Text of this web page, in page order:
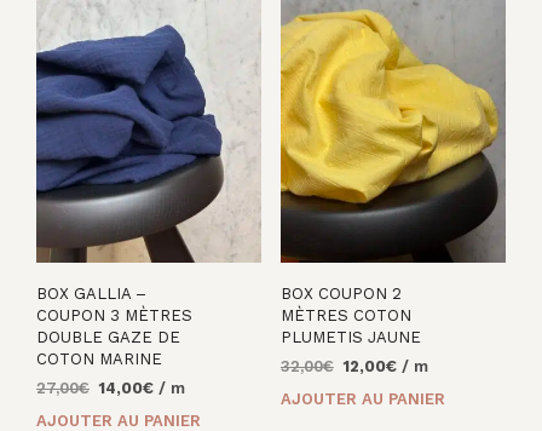
BOX GALLIA –
COUPON 3 MÈTRES
DOUBLE GAZE DE
COTON MARINE
27,00€ Le
14,00€Le/ m
AJOUTER AU PANIER
BOX COUPON 2
MÈTRES COTON
PLUMETIS JAUNE
32,00€ Le
12,00€Le/ m
AJOUTER AU PANIER